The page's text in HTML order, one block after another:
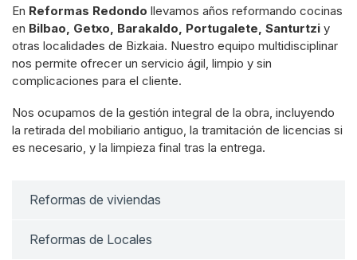
En Reformas Redondo llevamos años reformando cocinas
en Bilbao, Getxo, Barakaldo, Portugalete, Santurtzi y
otras localidades de Bizkaia. Nuestro equipo multidisciplinar
nos permite ofrecer un servicio ágil, limpio y sin
complicaciones para el cliente.
Nos ocupamos de la gestión integral de la obra, incluyendo
la retirada del mobiliario antiguo, la tramitación de licencias si
es necesario, y la limpieza final tras la entrega.
Reformas de viviendas
Reformas de Locales